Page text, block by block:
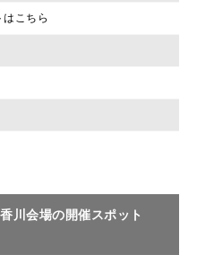
こちら
川会場の開催スポット